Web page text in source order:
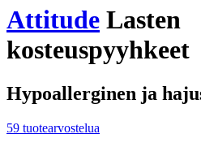
Attitude Lasten
kosteuspyyhkeet
Hypoallerginen ja
59 tuotearvostelua